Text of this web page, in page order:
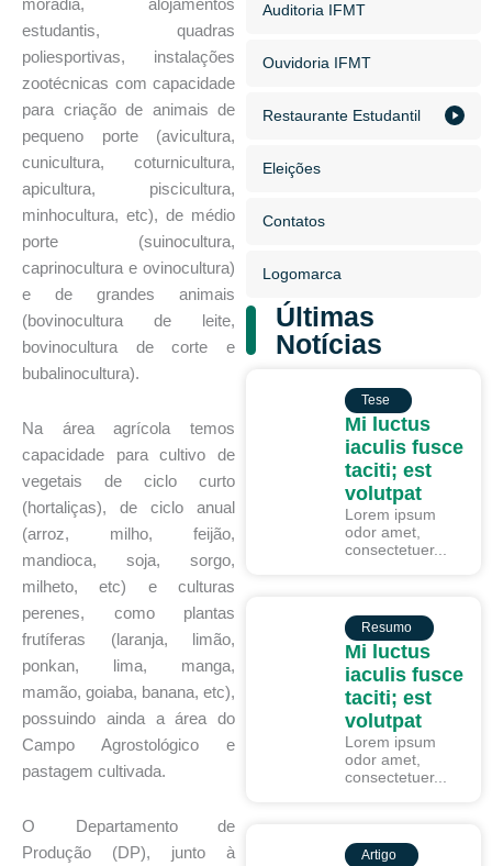
estudantis, quadras
poliesportivas, instalações
zootécnicas com capacidade
para criação de animais de
pequeno porte (avicultura,
cunicultura, coturnicultura,
apicultura, piscicultura,
minhocultura, etc), de médio
porte (suinocultura,
caprinocultura e ovinocultura)
e de grandes animais
(bovinocultura de leite,
bovinocultura de corte e
bubalinocultura).
Na área agrícola temos
capacidade para cultivo de
vegetais de ciclo curto
(hortaliças), de ciclo anual
(arroz, milho, feijão,
mandioca, soja, sorgo,
milheto, etc) e culturas
perenes, como plantas
frutíferas (laranja, limão,
ponkan, lima, manga,
mamão, goiaba, banana, etc),
possuindo ainda a área do
Campo Agrostológico e
pastagem cultivada.
O Departamento de
Produção (DP), junto à
Auditoria IFMT
Ouvidoria IFMT
Restaurante Estudantil
Eleições
Contatos
Logomarca
Últimas
Notícias
Tese
Mi luctus
iaculis fusce
taciti; est
volutpat
Lorem ipsum
odor amet,
consectetuer...
Resumo
Mi luctus
iaculis fusce
taciti; est
volutpat
Lorem ipsum
odor amet,
consectetuer...
Artigo